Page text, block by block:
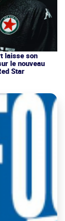
laisse son
le nouveau
Star